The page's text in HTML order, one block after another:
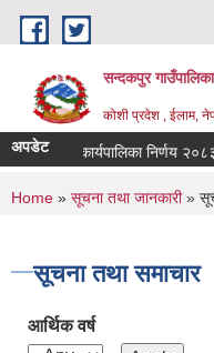
Skip to main content
सन्दकपुर
कोशी प्रदेश , ईलाम,
अपडेट कार्यपालिका निर्णय २०८३
You are here
Home » सूचना तथा जानकारी»
सूचना तथा समाचार
आर्थिक वर्ष